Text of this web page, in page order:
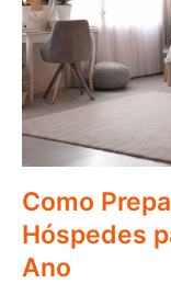
Como
Hóspedes
Ano